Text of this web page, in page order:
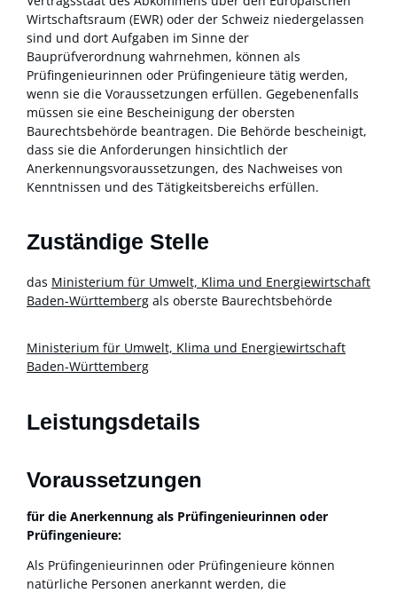
Wirtschaftsraum (EWR) oder der Schweiz niedergelassen
sind und dort Aufgaben im Sinne der
Bauprüfverordnung wahrnehmen, können als
Prüfingenieurinnen oder Prüfingenieure tätig werden,
wenn sie die Voraussetzungen erfüllen. Gegebenenfalls
müssen sie eine Bescheinigung der obersten
Baurechtsbehörde beantragen. Die Behörde bescheinigt,
dass sie die Anforderungen hinsichtlich der
Anerkennungsvoraussetzungen, des Nachweises von
Kenntnissen und des Tätigkeitsbereichs erfüllen.
Zuständige Stelle
das Ministerium für Umwelt, Klima und Energiewirtschaft
Baden-Württemberg als oberste Baurechtsbehörde
Ministerium für Umwelt, Klima und Energiewirtschaft
Baden-Württemberg
Leistungsdetails
Voraussetzungen
für die Anerkennung als Prüfingenieurinnen oder
Prüfingenieure:
Als Prüfingenieurinnen oder Prüfingenieure können
natürliche Personen anerkannt werden, die